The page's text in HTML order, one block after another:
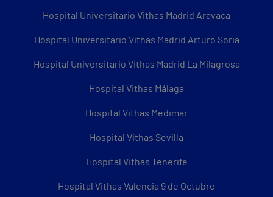
Hospital Universitario Vithas Madrid Aravaca
Hospital Universitario Vithas Madrid Arturo Soria
Hospital Universitario Vithas Madrid La Milagrosa
Hospital Vithas Málaga
Hospital Vithas Medimar
Hospital Vithas Sevilla
Hospital Vithas Tenerife
Hospital Vithas Valencia 9 de Octubre